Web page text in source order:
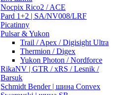
Nocpix Rico2 / ACE
Pard 1+2 | SA/NV008/LRF
Picatinny
Pulsar & Yukon
Trail / Apex / Digisight Ultra
Thermion / Digex
Yukon Photon / Nordforce
RikaNV | GTR / xRS / Lesnik /
Barsuk
Schmidt Bender | шина Convex